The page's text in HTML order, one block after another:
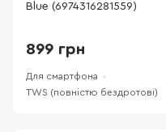
Blue (6974316281559)
899 грн
Для смартфона
TWS (повністю бездротові)